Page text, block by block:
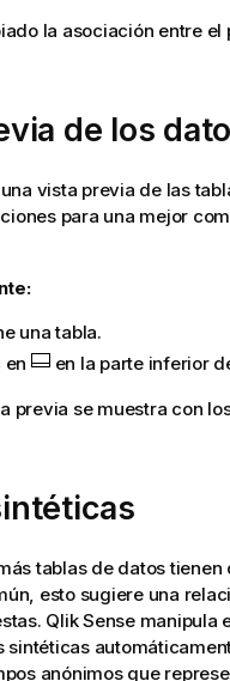
la asociación entre el
de los
vista previa de las
para una mejor
una tabla.
en
en la parte inferior
previa se muestra con
tablas de datos tienen
esto sugiere una
Qlik Sensemanipula
sintéticas
anónimos que